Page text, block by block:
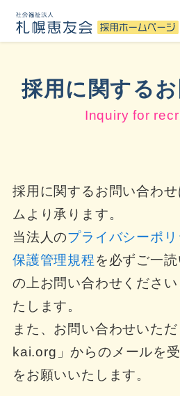
採用に関する
Inquiry for
採用に関するお問い合わ
ムより承ります。
当法人のプライバシーポリ
保護管理規程を必ずご一
の上お問い合わせくださ
たします。
また、お問い合わせいた
kai.org」からのメールを
をお願いいたします。